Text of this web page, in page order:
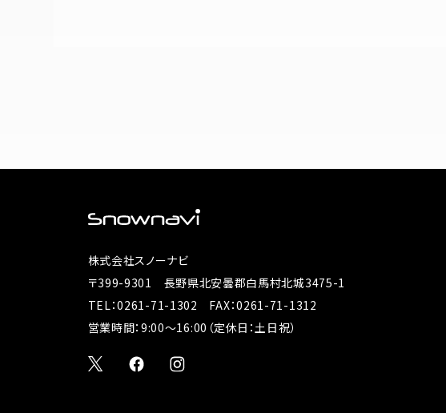
株式会社スノーナビ
〒399-9301 長野県北安曇郡白馬村北城3475-1
TEL：0261-71-1302 FAX：0261-71-1312
営業時間：9:00～16:00（定休日：土日祝）